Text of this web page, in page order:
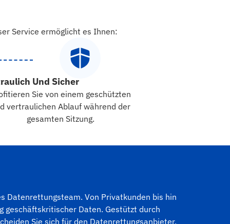
Service ermöglicht es Ihnen:
Und Sicher
Sie von einem geschützten
vertraulichen Ablauf während der
gesamten Sitzung.
Datenrettungsteam. Von Privatkunden bis hin
geschäftskritischer Daten. Gestützt durch
Sie sich für den Datenrettungsanbieter,